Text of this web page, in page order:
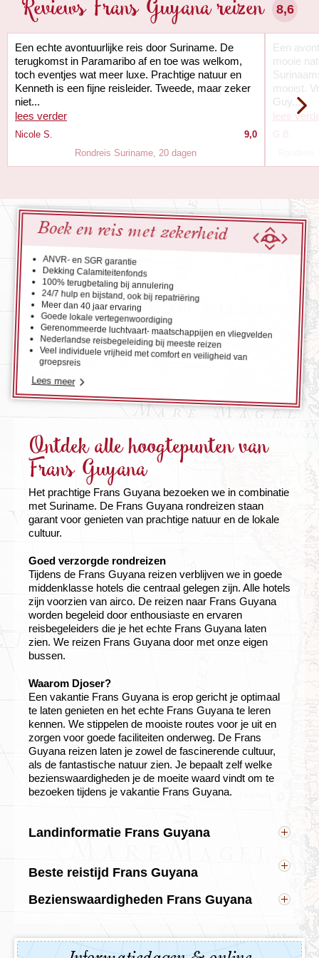
Reviews Frans Guyana reizen 8,6
Een echte avontuurlijke reis door Suriname. De
terugkomst in Paramaribo af en toe was welkom,
toch eventjes wat meer luxe. Prachtige natuur en
Kenneth is een fijne reisleider. Tweede, maar zeker
niet...
lees verder
Nicole S.
9,0
Rondreis Suriname, 20 dagen
Een
mooie
mooist.
Guy...
lees
G B.
Boek en reis met zekerheid
ANVR- en SGR garantie
Dekking Calamiteitenfonds
100% terugbetaling bij annulering
24/7 hulp en bijstand, ook bij repatriëring
Meer dan 40 jaar ervaring
Goede lokale vertegenwoordiging
Gerenommeerde luchtvaart- maatschappijen en vliegvelden
Nederlandse reisbegeleiding bij meeste reizen
Veel individuele vrijheid met comfort en veiligheid van
groepsreis
Lees meer
Ontdek alle hoogtepunten van
Frans Guyana
Het prachtige Frans Guyana bezoeken we in combinatie
met Suriname. De Frans Guyana rondreizen staan
garant voor genieten van prachtige natuur en de lokale
cultuur.
Goed verzorgde rondreizen
Tijdens de Frans Guyana reizen verblijven we in goede
middenklasse hotels die centraal gelegen zijn. Alle hotels
zijn voorzien van airco. De reizen naar Frans Guyana
worden begeleid door enthousiaste en ervaren
reisbegeleiders die je het echte Frans Guyana laten
zien. We reizen Frans Guyana door met onze eigen
bussen.
Waarom Djoser?
Een vakantie Frans Guyana is erop gericht je optimaal
te laten genieten en het echte Frans Guyana te leren
kennen. We stippelen de mooiste routes voor je uit en
zorgen voor goede faciliteiten onderweg. De Frans
Guyana reizen laten je zowel de fascinerende cultuur,
als de fantastische natuur zien. Je bepaalt zelf welke
bezienswaardigheden je de moeite waard vindt om te
bezoeken tijdens je vakantie Frans Guyana.
Landinformatie Frans Guyana
Taal: Frans
Tijdsverschil: Het is in Frans Guyana tijdens onze
Oppervlakte: 83.543 km²
Beste reistijd Frans Guyana
en heeft derhalve een tropisch klimaat. Dit betekent
C. 's Nachts koelt het af tot ongeveer 16 à 18º C. De
Bezienswaardigheden Frans Guyana